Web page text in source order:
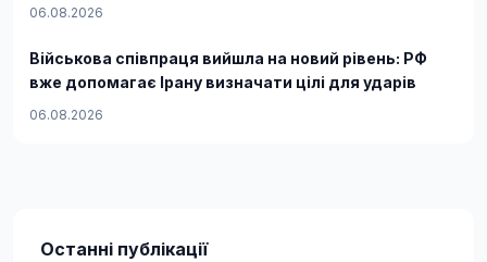
06.08.2026
Військова співпраця вийшла на новий рівень: РФ
вже допомагає Ірану визначати цілі для ударів
06.08.2026
Останні публікації